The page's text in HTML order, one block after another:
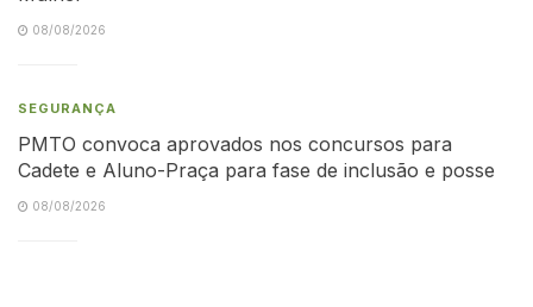
08/08/2026
SEGURANÇA
PMTO convoca aprovados nos concursos para
Cadete e Aluno-Praça para fase de inclusão e posse
08/08/2026